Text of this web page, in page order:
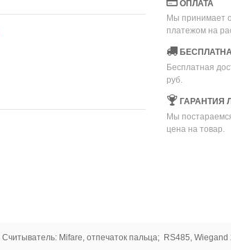
ОПЛАТА
Мы принимает
платежом на
Бесплатная
руб.
ГАРАНТИЯ
Мы
цена на товар.
Mifare, отпечаток пальца; RS485,